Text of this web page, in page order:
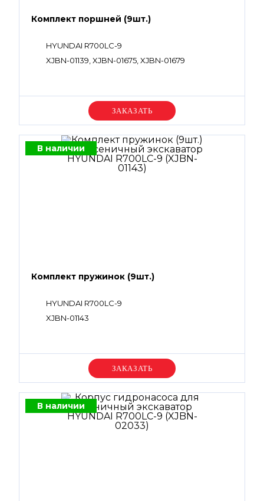
Комплект поршней (9шт.)
HYUNDAI R700LC-9
XJBN-01139, XJBN-01675, XJBN-01679
Уточняйте цену
В наличии
Комплект пружинок (9шт.)
HYUNDAI R700LC-9
XJBN-01143
Уточняйте цену
В наличии